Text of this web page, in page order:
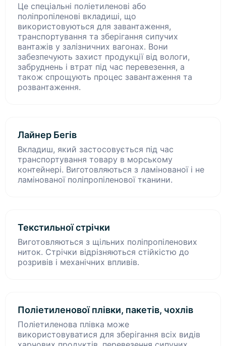
Це спеціальні поліетиленові або
поліпропіленові вкладиші, що
використовуються для завантаження,
транспортування та зберігання сипучих
вантажів у залізничних вагонах. Вони
забезпечують захист продукції від вологи,
забруднень і втрат під час перевезення, а
також спрощують процес завантаження та
розвантаження.
Лайнер Бегів
Вкладиш, який застосовується під час
транспортування товару в морському
контейнері. Виготовляються з ламінованої і не
ламінованої поліпропіленової тканини.
Текстильної стрічки
Виготовляються з щільних поліпропіленових
ниток. Стрічки відрізняються стійкістю до
розривів і механічних впливів.
Поліетиленової плівки, пакетів, чохлів
Поліетиленова плівка може
використовуватися для зберігання всіх видів